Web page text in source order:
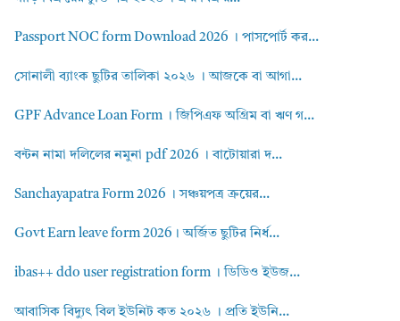
Passport NOC form Download 2026 । পাসপোর্ট কর...
সোনালী ব্যাংক ছুটির তালিকা ২০২৬ । আজকে বা আগা...
GPF Advance Loan Form । জিপিএফ অগ্রিম বা ঋণ গ...
বন্টন নামা দলিলের নমুনা pdf 2026 । বাটোয়ারা দ...
Sanchayapatra Form 2026 । সঞ্চয়পত্র ক্রয়ের...
Govt Earn leave form 2026। অর্জিত ছুটির নির্ধ...
ibas++ ddo user registration form । ডিডিও ইউজ...
আবাসিক বিদ্যুৎ বিল ইউনিট কত ২০২৬ । প্রতি ইউনি...